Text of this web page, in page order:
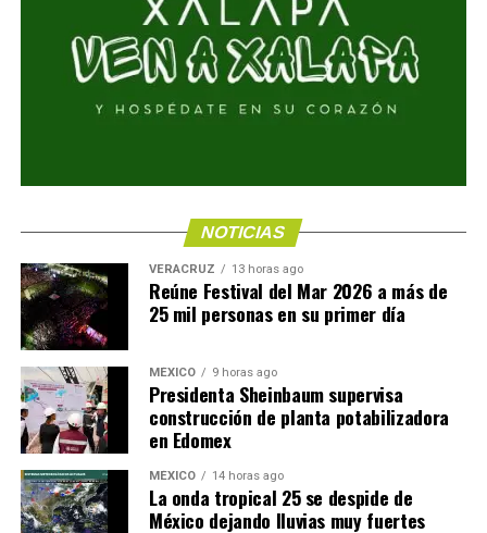
NOTICIAS
VERACRUZ 13 horas ago
Reúne Festival del Mar 2026 a más de
25 mil personas en su primer día
MÉXICO 9 horas ago
Presidenta Sheinbaum supervisa
construcción de planta potabilizadora
en Edomex
MÉXICO 14 horas ago
​La onda tropical 25 se despide de
México dejando lluvias muy fuertes